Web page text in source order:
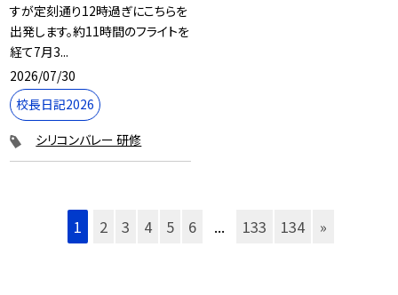
すが定刻通り12時過ぎにこちらを
出発します。約11時間のフライトを
経て7月3...
2026/07/30
校長日記2026
シリコンバレー 研修
1 2 3 4 5 6 ... 133 134 »